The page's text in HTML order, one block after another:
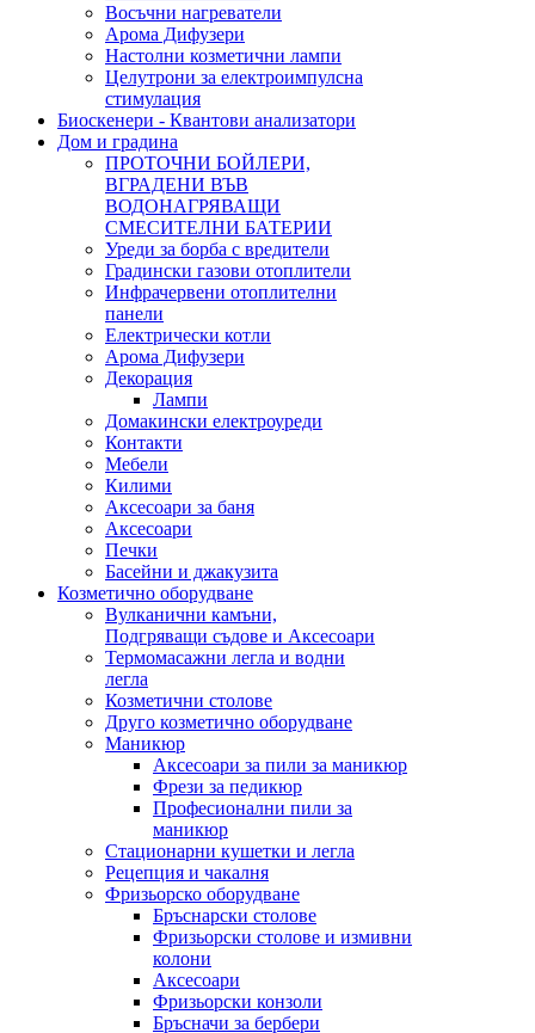
Восъчни нагреватели
Арома Дифузери
Настолни козметични лампи
Целутрони за електроимпулсна
стимулация
Биоскенери - Квантови анализатори
Дом и градина
ПРОТОЧНИ БОЙЛЕРИ,
ВГРАДЕНИ ВЪВ
ВОДОНАГРЯВАЩИ
СМЕСИТЕЛНИ БАТЕРИИ
Уреди за борба с вредители
Градински газови отоплители
Инфрачервени отоплителни
панели
Електрически котли
Арома Дифузери
Декорация
Лампи
Домакински електроуреди
Контакти
Мебели
Килими
Аксесоари за баня
Аксесоари
Печки
Басейни и джакузита
Козметично оборудване
Вулканични камъни,
Подгряващи съдове и Аксесоари
Термомасажни легла и водни
легла
Козметични столове
Друго козметично оборудване
Маникюр
Аксесоари за пили за маникюр
Фрези за педикюр
Професионални пили за
маникюр
Стационарни кушетки и легла
Рецепция и чакалня
Фризьорско оборудване
Бръснарски столове
Фризьорски столове и измивни
колони
Аксесоари
Фризьорски конзоли
Бръсначи за бербери